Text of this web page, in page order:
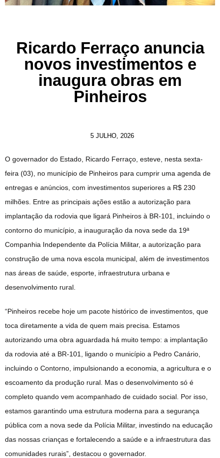
Ricardo Ferraço anuncia
novos investimentos e
inaugura obras em
Pinheiros
5 JULHO, 2026
O governador do Estado, Ricardo Ferraço, esteve, nesta sexta-
feira (03), no município de Pinheiros para cumprir uma agenda de
entregas e anúncios, com investimentos superiores a R$ 230
milhões. Entre as principais ações estão a autorização para
implantação da rodovia que ligará Pinheiros à BR-101, incluindo o
contorno do município, a inauguração da nova sede da 19ª
Companhia Independente da Polícia Militar, a autorização para
construção de uma nova escola municipal, além de investimentos
nas áreas de saúde, esporte, infraestrutura urbana e
desenvolvimento rural.
“Pinheiros recebe hoje um pacote histórico de investimentos, que
toca diretamente a vida de quem mais precisa. Estamos
autorizando uma obra aguardada há muito tempo: a implantação
da rodovia até a BR-101, ligando o município a Pedro Canário,
incluindo o Contorno, impulsionando a economia, a agricultura e o
escoamento da produção rural. Mas o desenvolvimento só é
completo quando vem acompanhado de cuidado social. Por isso,
estamos garantindo uma estrutura moderna para a segurança
pública com a nova sede da Polícia Militar, investindo na educação
das nossas crianças e fortalecendo a saúde e a infraestrutura das
comunidades rurais”, destacou o governador.